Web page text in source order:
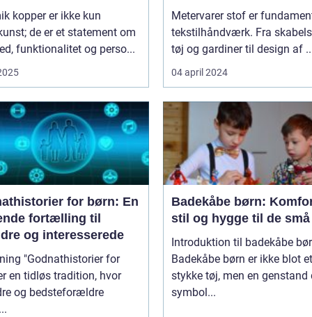
kopper er ikke kun
de er et statement om
funktionalitet og perso...
Metervarer stof er
tekstilhåndværk. Fra
tøj og gardiner til design af
04 april 2024
for børn: En
fortælling til
og interesserede
for
en tidløs tradition, hvor
og bedsteforældre
Badekåbe børn:
stil og hygge til de små
Introduktion til badekåbe
Badekåbe børn er ikke blot et
stykke tøj, men en genstand
symbol...